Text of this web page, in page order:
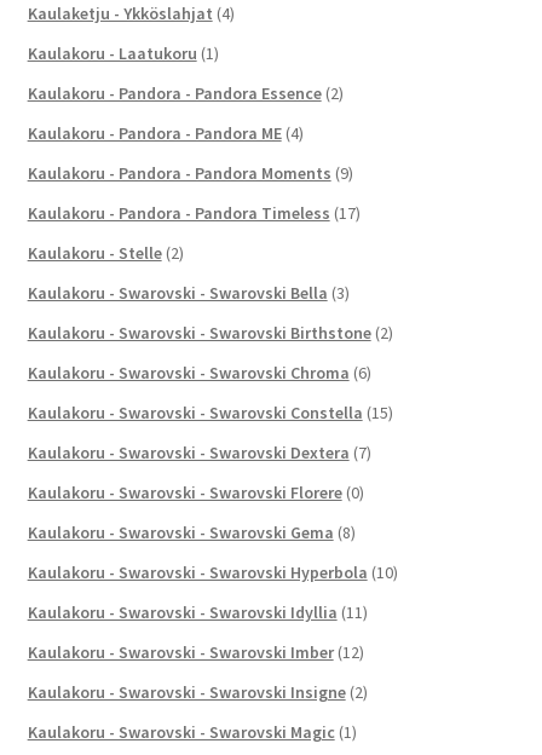
Kaulaketju - Ykköslahjat (4)
Kaulakoru - Laatukoru (1)
Kaulakoru - Pandora - Pandora Essence (2)
Kaulakoru - Pandora - Pandora ME (4)
Kaulakoru - Pandora - Pandora Moments (9)
Kaulakoru - Pandora - Pandora Timeless (17)
Kaulakoru - Stelle (2)
Kaulakoru - Swarovski - Swarovski Bella (3)
Kaulakoru - Swarovski - Swarovski Birthstone (2)
Kaulakoru - Swarovski - Swarovski Chroma (6)
Kaulakoru - Swarovski - Swarovski Constella (15)
Kaulakoru - Swarovski - Swarovski Dextera (7)
Kaulakoru - Swarovski - Swarovski Florere (0)
Kaulakoru - Swarovski - Swarovski Gema (8)
Kaulakoru - Swarovski - Swarovski Hyperbola (10)
Kaulakoru - Swarovski - Swarovski Idyllia (11)
Kaulakoru - Swarovski - Swarovski Imber (12)
Kaulakoru - Swarovski - Swarovski Insigne (2)
Kaulakoru - Swarovski - Swarovski Magic (1)